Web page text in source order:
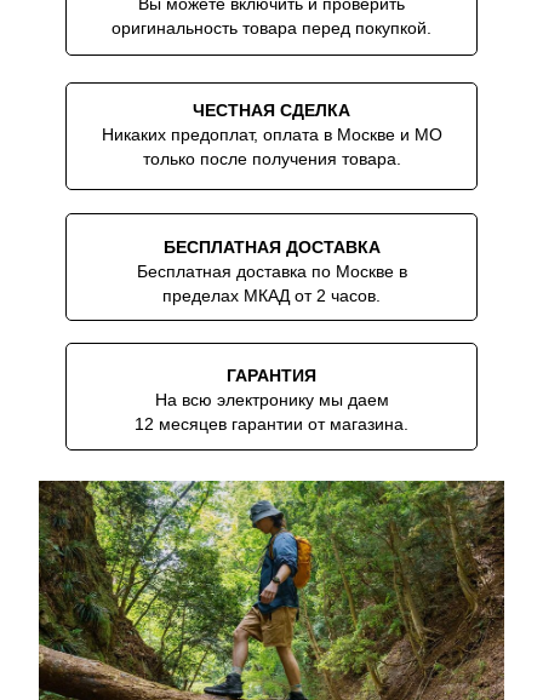
оригинальность товара перед покупкой.
ГАРАНТИЯ
На всю электронику мы даем
12 месяцев гарантии от магазина.
БЕСПЛАТНАЯ ДОСТАВКА
Бесплатная доставка по Москве в
пределах МКАД от 2 часов.
ЧЕСТНАЯ СДЕЛКА
Никаких предоплат, оплата в Москве и МО
только после получения товара.